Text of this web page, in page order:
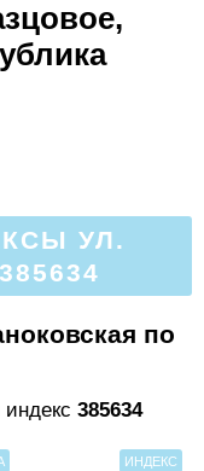
УЛ.
по
385634
ИНДЕКС